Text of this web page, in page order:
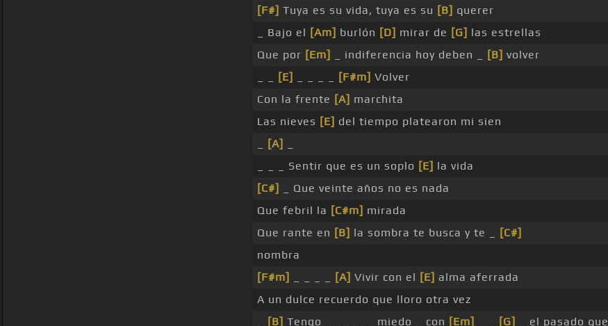
[F#] Tuya es su vida, tuya es su [B] querer
_ Bajo el [Am] burlón [D] mirar de [G] las estrellas
Que por [Em] _ indiferencia hoy deben _ [B] volver
[E] [F#m] Volver
Con la frente [A] marchita
Las nieves [E] del tiempo platearon mi sien
[A]
_ _ _ Sentir que es un soplo [E] la vida
[C#]
_ Que veinte años no es nada
Que febril la [C#m] mirada
Que rante en [B] la sombra te busca y te _
[C#]
nombra
[F#m]
[A] Vivir con el [E] alma aferrada
A un dulce recuerdo que lloro otra vez
[B] Tengo _ _ _ _ _ miedo _ con [Em] [G] _ el pasado que